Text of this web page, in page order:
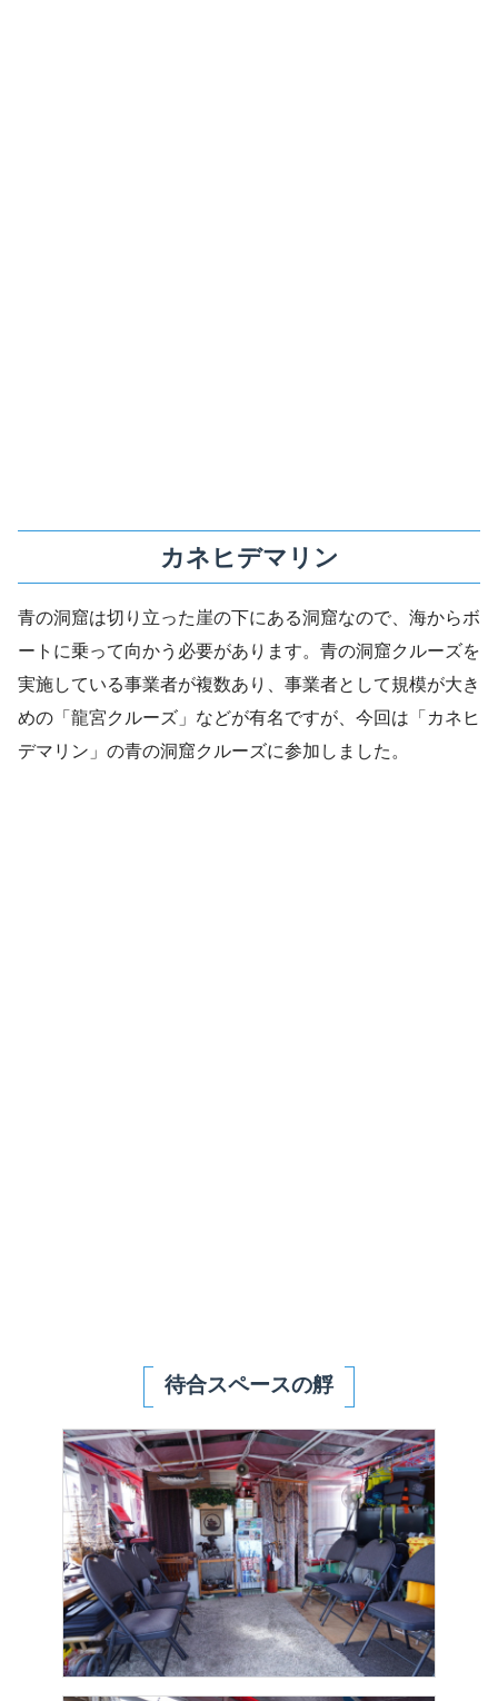
カネヒデマリン
青の洞窟は切り立った崖の下にある洞窟なので、海からボ
ートに乗って向かう必要があります。青の洞窟クルーズを
実施している事業者が複数あり、事業者として規模が大き
めの「龍宮クルーズ」などが有名ですが、今回は「カネヒ
デマリン」の青の洞窟クルーズに参加しました。
待合スペースの艀